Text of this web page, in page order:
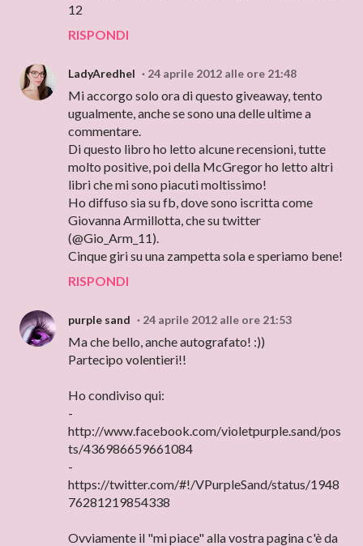
12
RISPONDI
LadyAredhel 24 aprile 2012 alle ore 21:48
Mi accorgo solo ora di questo giveaway, tento
ugualmente, anche se sono una delle ultime a
commentare.
Di questo libro ho letto alcune recensioni, tutte
molto positive, poi della McGregor ho letto altri
libri che mi sono piacuti moltissimo!
Ho diffuso sia su fb, dove sono iscritta come
Giovanna Armillotta, che su twitter
(@Gio_Arm_11).
Cinque giri su una zampetta sola e speriamo bene!
RISPONDI
purple sand 24 aprile 2012 alle ore 21:53
Ma che bello, anche autografato! :))
Partecipo volentieri!!
Ho condiviso qui:
-
http://www.facebook.com/violetpurple.sand/pos
ts/436986659661084
-
https://twitter.com/#!/VPurpleSand/status/1948
76281219854338
Ovviamente il "mi piace" alla vostra pagina c'è da